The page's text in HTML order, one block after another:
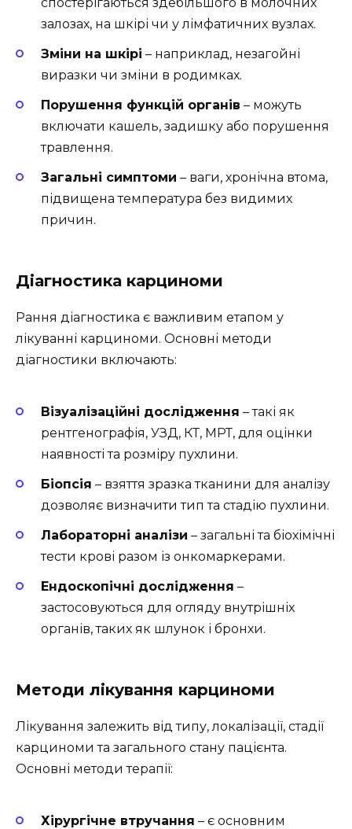
залозах, на шкірі чи у лімфатичних вузлах.
Зміни на шкірі – наприклад, незагойні
виразки чи зміни в родимках.
Порушення функцій органів – можуть
включати кашель, задишку або порушення
травлення.
Загальні симптоми – ваги, хронічна втома,
підвищена температура без видимих
причин.
Діагностика карциноми
Рання діагностика є важливим етапом у
лікуванні карциноми. Основні методи
діагностики включають:
Візуалізаційні дослідження – такі як
рентгенографія, УЗД, КТ, MРТ, для оцінки
наявності та розміру пухлини.
Біопсія – взяття зразка тканини для аналізу
дозволяє визначити тип та стадію пухлини.
Лабораторні аналізи – загальні та біохімічні
тести крові разом із онкомаркерами.
Ендоскопічні дослідження –
застосовуються для огляду внутрішніх
органів, таких як шлунок і бронхи.
Методи лікування карциноми
Лікування залежить від типу, локалізації, стадії
карциноми та загального стану пацієнта.
Основні методи терапії:
Хірургічне втручання – є основним